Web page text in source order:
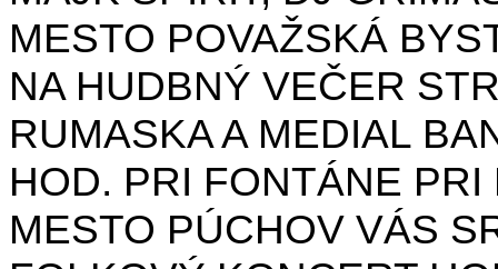
MESTO POVAŽSKÁ
NA HUDBNÝ VEČER
RUMASKA A MEDIAL
HOD. PRI FONTÁNE PRI
MESTO PÚCHOV VÁS